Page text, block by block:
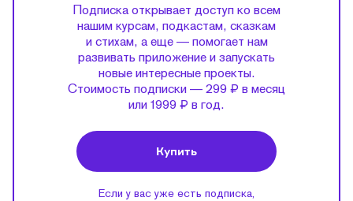
Подписка открывает доступ ко всем
нашим курсам, подкастам, сказкам
и стихам, а еще — помогает нам
развивать приложение и запускать
новые интересные проекты.
Стоимость подписки — 299 ₽ в месяц
или 1999 ₽ в год.
Купить
Если у вас уже есть подписка,